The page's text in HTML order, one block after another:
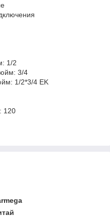
1/2
3/4
1/2*3/4 EK
120